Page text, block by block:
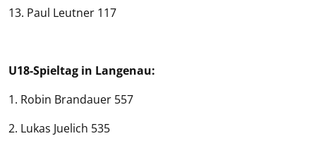
13. Paul Leutner 117
U18-Spieltag in Langenau:
1. Robin Brandauer 557
2. Lukas Juelich 535